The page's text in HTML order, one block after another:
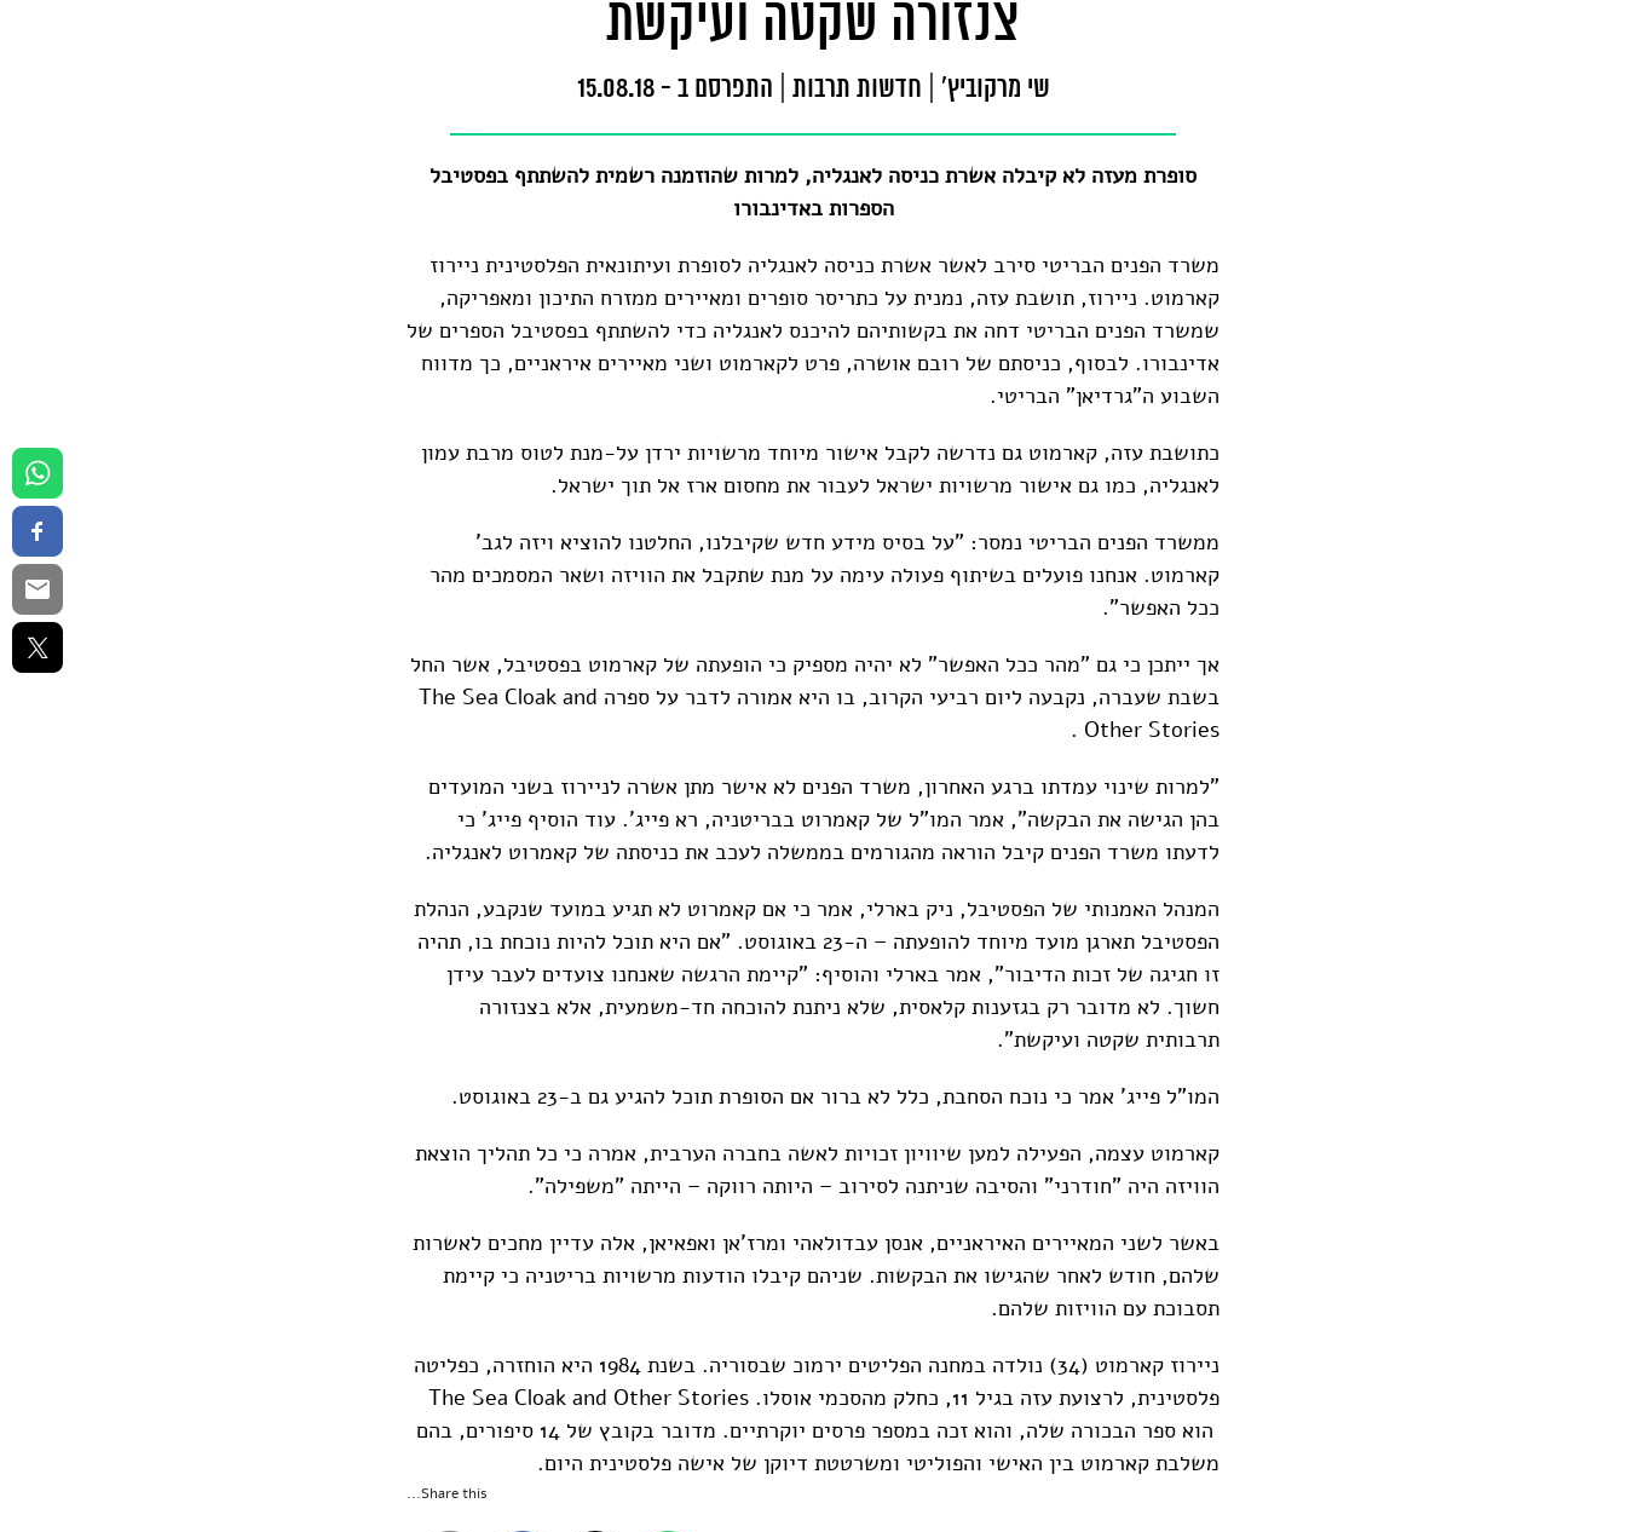
צנזורה שקטה ועיקשת
שי מרקוביץ' חדשות תרבות התפרסם ב - 15.08.18
סופרת מעזה לא קיבלה אשרת כניסה לאנגליה, למרות שהוזמנה רשמית להשתתף בפסטיבל
הספרות באדינבורו
משרד הפנים הבריטי סירב לאשר אשרת כניסה לאנגליה לסופרת ועיתונאית הפלסטינית ניירוז
קארמוט. ניירוז, תושבת עזה, נמנית על כתריסר סופרים ומאיירים ממזרח התיכון ומאפריקה,
שמשרד הפנים הבריטי דחה את בקשותיהם להיכנס לאנגליה כדי להשתתף בפסטיבל הספרים של
אדינבורו. לבסוף, כניסתם של רובם אושרה, פרט לקארמוט ושני מאיירים איראניים, כך מדווח
השבוע ה"גרדיאן" הבריטי.
כתושבת עזה, קארמוט גם נדרשה לקבל אישור מיוחד מרשויות ירדן על-מנת לטוס מרבת עמון
לאנגליה, כמו גם אישור מרשויות ישראל לעבור את מחסום ארז אל תוך ישראל.
ממשרד הפנים הבריטי נמסר: "על בסיס מידע חדש שקיבלנו, החלטנו להוציא ויזה לגב'
קארמוט. אנחנו פועלים בשיתוף פעולה עימה על מנת שתקבל את הוויזה ושאר המסמכים מהר
ככל האפשר".
אך ייתכן כי גם "מהר ככל האפשר" לא יהיה מספיק כי הופעתה של קארמוט בפסטיבל, אשר החל
בשבת שעברה, נקבעה ליום רביעי הקרוב, בו היא אמורה לדבר על ספרה The Sea Cloak and
Other Stories .
"למרות שינוי עמדתו ברגע האחרון, משרד הפנים לא אישר מתן אשרה לניירוז בשני המועדים
בהן הגישה את הבקשה", אמר המו"ל של קאמרוט בבריטניה, רא פייג'. עוד הוסיף פייג' כי
לדעתו משרד הפנים קיבל הוראה מהגורמים בממשלה לעכב את כניסתה של קאמרוט לאנגליה.
המנהל האמנותי של הפסטיבל, ניק בארלי, אמר כי אם קאמרוט לא תגיע במועד שנקבע, הנהלת
הפסטיבל תארגן מועד מיוחד להופעתה – ה-23 באוגוסט. "אם היא תוכל להיות נוכחת בו, תהיה
זו חגיגה של זכות הדיבור", אמר בארלי והוסיף: "קיימת הרגשה שאנחנו צועדים לעבר עידן
חשוך. לא מדובר רק בגזענות קלאסית, שלא ניתנת להוכחה חד-משמעית, אלא בצנזורה
תרבותית שקטה ועיקשת".
המו"ל פייג' אמר כי נוכח הסחבת, כלל לא ברור אם הסופרת תוכל להגיע גם ב-23 באוגוסט.
קארמוט עצמה, הפעילה למען שיוויון זכויות לאשה בחברה הערבית, אמרה כי כל תהליך הוצאת
הוויזה היה "חודרני" והסיבה שניתנה לסירוב – היותה רווקה – הייתה "משפילה".
באשר לשני המאיירים האיראניים, אנסן עבדולאהי ומרז'אן ואפאיאן, אלה עדיין מחכים לאשרות
שלהם, חודש לאחר שהגישו את הבקשות. שניהם קיבלו הודעות מרשויות בריטניה כי קיימת
תסבוכת עם הוויזות שלהם.
ניירוז קארמוט (34) נולדה במחנה הפליטים ירמוכ שבסוריה. בשנת 1984 היא הוחזרה, כפליטה
פלסטינית, לרצועת עזה בגיל 11, כחלק מהסכמי אוסלו. The Sea Cloak and Other Stories
הוא ספר הבכורה שלה, והוא זכה במספר פרסים יוקרתיים. מדובר בקובץ של 14 סיפורים, בהם
משלבת קארמוט בין האישי והפוליטי ומשרטטת דיוקן של אישה פלסטינית היום.
Share this...